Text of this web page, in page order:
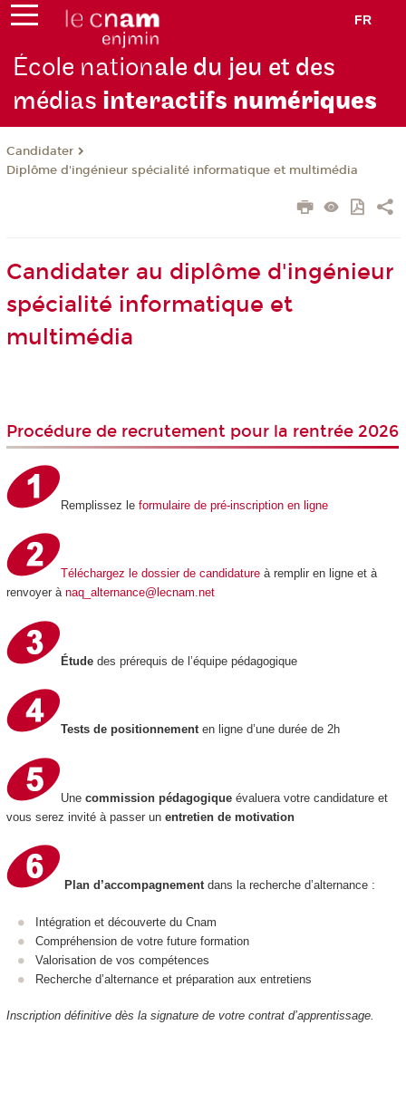
FR
École nationale du jeu et des
médias interactifs numériques
Candidater
Diplôme d'ingénieur spécialité informatique et multimédia
Candidater au diplôme d'ingénieur
spécialité informatique et
multimédia
Procédure de recrutement pour la rentrée 2026
Remplissez le formulaire de pré-inscription en ligne
Téléchargez le dossier de candidatureà remplir en ligne et à
renvoyer à naq_alternance@lecnam.net
Étudedes prérequis de l’équipe pédagogique
Tests de positionnementen ligne d’une durée de 2h
Une commission pédagogiqueévaluera votre candidature et
vous serez invité à passer un entretien de motivation
Plan d’accompagnement dans la recherche d’alternance :
Intégration et découverte du Cnam
Compréhension de votre future formation
Valorisation de vos compétences
Recherche d’alternance et préparation aux entretiens
Inscription définitive dès la signature de votre contrat d’apprentissage.